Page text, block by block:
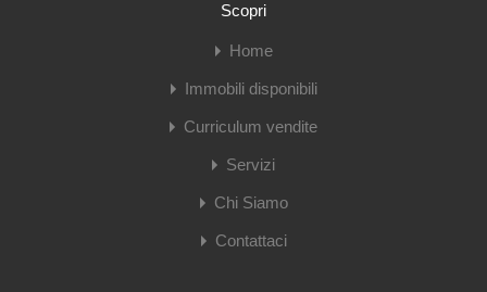
Scopri
Home
Immobili disponibili
Curriculum vendite
Servizi
Chi Siamo
Contattaci